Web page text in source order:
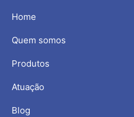
Home
Quem somos
Produtos
Atuação
Blog